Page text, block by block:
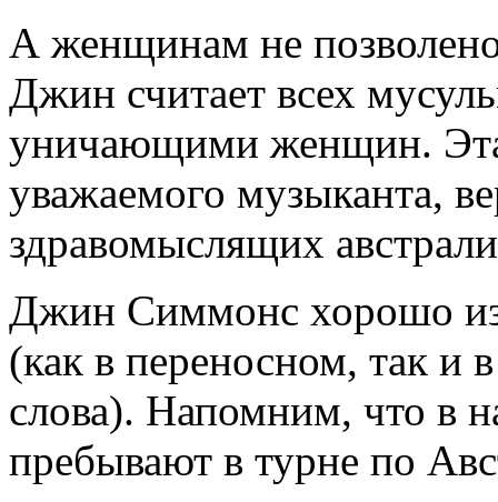
А женщинам не
Джин считает всех
уничающими женщин. Эта
уважаемого музыканта,
здравомыслящих
Джин Симмонс хорошо
(как в переносном, так и
слова). Напомним, что в
пребывают в турне по